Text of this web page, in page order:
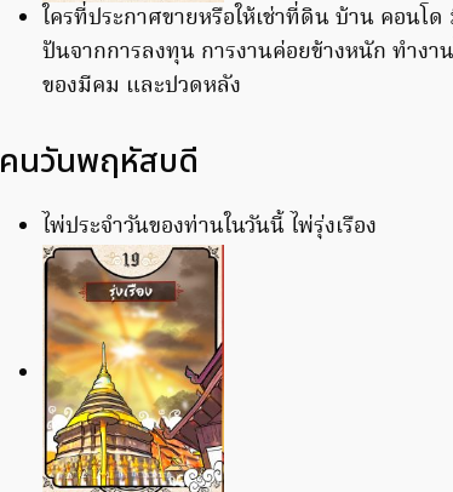
ใครที่ประกาศขายหรือให้เช่าที่ดิน บ้าน คอนโ
ปันจากการลงทุน การงานค่อยข้างหนัก ทำงา
ของมีคม และปวดหลัง
คนวันพฤหัสบดี
ไพ่ประจำวันของท่านในวันนี้ ไพ่รุ่งเรือง